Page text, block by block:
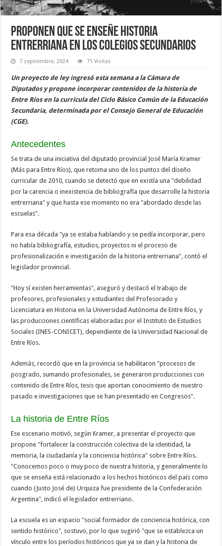
Proponen que se enseñe historia
entrerriana en los colegios secundarios
7 septiembre, 2024 71 Visitas
Un proyecto de ley ingresó esta semana a la Cámara de
Diputados y propone incorporar contenidos de la historia de
Entre Ríos en la currícula del Ciclo Básico Común de la Educación
Secundaria, determinada por el Consejo General de Educación
(CGE).
Antecedentes
Se trata de una iniciativa del diputado provincial José María Kramer
(Más para Entre Ríos), que retoma uno de los puntos del diseño
curricular de 2010, cuando se detectó que en existía una "debilidad
por la carencia o inexistencia de bibliografía que desarrolle la historia
entrerriana" y que hasta ese momento no era "abordado desde las
escuelas".
Para esa década "ya se estaba hablando y se pedía incorporar, pero
no había bibliografía, estudios, proyectos ni el proceso de
profesionalización e investigación de la historia entrerriana", contó el
legislador provincial.
"Hoy sí existen herramientas", aseguró y destacó el trabajo de
profesores, profesionales y estudiantes del Profesorado y
Licenciatura en Historia en la Universidad Autónoma de Entre Ríos, y
las producciones científicas elaboradas por el Instituto de Estudios
Sociales (INES-CONICET), dependiente de la Universidad Nacional de
Entre Ríos.
Además, recordó que en la provincia se habilitaron "procesos de
posgrado, sumando profesionales, se generaron producciones con
contenido de Entre Ríos, tesis que aportan conocimiento de nuestro
pasado e investigaciones que se han presentado en Congresos".
La historia de Entre Ríos
Ese escenario motivó, según Kramer, a presentar el proyecto que
propone "fortalecer la construcción colectiva de la identidad, la
memoria, la ciudadanía y la conciencia histórica" sobre Entre Ríos.
"Conocemos poco o muy poco de nuestra historia, y generalmente lo
que se enseña está relacionado a los hechos históricos del país como
cuando (Justo José de) Urquiza fue presidente de la Confederación
Argentina", indicó el legislador entrerriano.
La escuela es un espacio "social formador de conciencia histórica, con
sentido histórico", sostuvo, por lo que sugirió "que se establezca un
vínculo entre los períodos históricos que ya se dan y la historia de